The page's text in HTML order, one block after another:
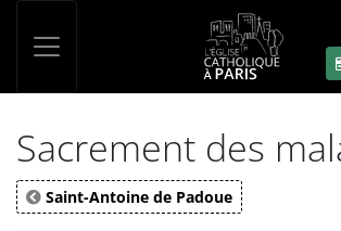
Sacrement des
Saint-Antoine de Padoue
Panneau de gestion des cookies